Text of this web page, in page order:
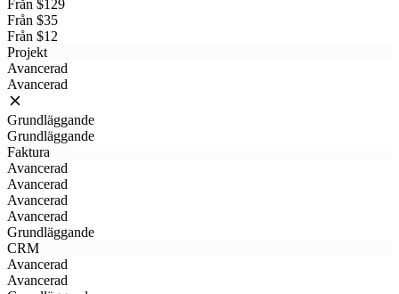
Från $129
Från $35
Från $12
Projekt
Avancerad
Avancerad
Grundläggande
Grundläggande
Faktura
Avancerad
Avancerad
Avancerad
Avancerad
Grundläggande
CRM
Avancerad
Avancerad